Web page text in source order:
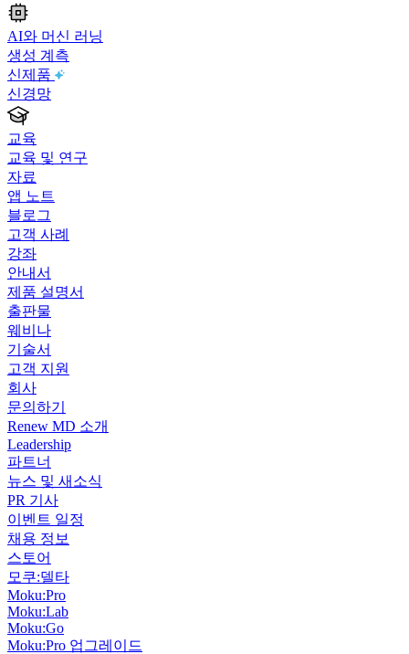
AI와 머신 러닝
생성 계측
신제품
신경망
교육
교육 및 연구
자료
앱 노트
블로그
고객 사례
강좌
안내서
제품 설명서
출판물
웨비나
기술서
고객 지원
회사
문의하기
Renew MD 소개
Leadership
파트너
뉴스 및 새소식
PR 기사
이벤트 일정
채용 정보
스토어
모쿠:델타
Moku:Pro
Moku:Lab
Moku:Go
Moku:Pro 업그레이드